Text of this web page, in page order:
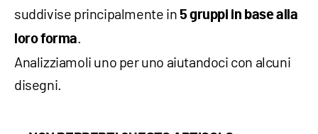
suddivise principalmente in 5 gruppi in base alla
loro forma
Analizziamoli uno per uno aiutandoci con alcuni
disegni.